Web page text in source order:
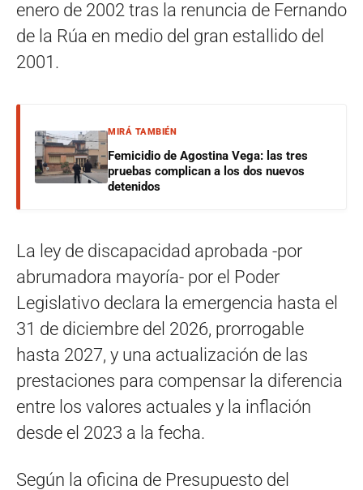
enero de 2002 tras la renuncia de Fernando
de la Rúa en medio del gran estallido del
2001.
MIRÁ TAMBIÉN
Femicidio de Agostina Vega: las tres
pruebas complican a los dos nuevos
detenidos
La ley de discapacidad aprobada -por
abrumadora mayoría- por el Poder
Legislativo declara la emergencia hasta el
31 de diciembre del 2026, prorrogable
hasta 2027, y una actualización de las
prestaciones para compensar la diferencia
entre los valores actuales y la inflación
desde el 2023 a la fecha.
Según la oficina de Presupuesto del